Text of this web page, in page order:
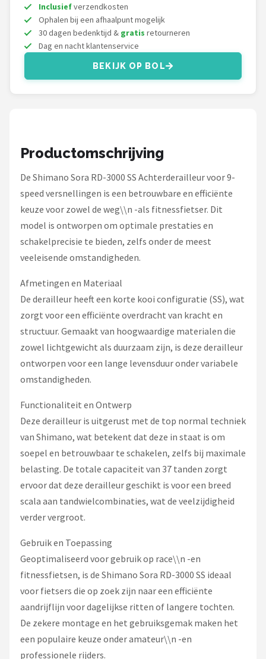
Schwalbe
Voltano
Shimano
Inclusiefverzendkosten
Ophalen bij een afhaalpunt mogelijk
30 dagen bedenktijd & gratis retourneren
Dag en nacht klantenservice
BEKIJK OP BOL
Productomschrijving
De Shimano Sora RD-3000 SS Achterderailleur voor 9-
speed versnellingen is een betrouwbare en efficiënte
keuze voor zowel de weg\\n -als fitnessfietser. Dit
model is ontworpen om optimale prestaties en
schakelprecisie te bieden, zelfs onder de meest
veeleisende omstandigheden.
Afmetingen en Materiaal
De derailleur heeft een korte kooi configuratie (SS), wat
zorgt voor een efficiënte overdracht van kracht en
structuur. Gemaakt van hoogwaardige materialen die
zowel lichtgewicht als duurzaam zijn, is deze derailleur
ontworpen voor een lange levensduur onder variabele
omstandigheden.
Functionaliteit en Ontwerp
Deze derailleur is uitgerust met de top normal techniek
van Shimano, wat betekent dat deze in staat is om
soepel en betrouwbaar te schakelen, zelfs bij maximale
belasting. De totale capaciteit van 37 tanden zorgt
ervoor dat deze derailleur geschikt is voor een breed
scala aan tandwielcombinaties, wat de veelzijdigheid
verder vergroot.
Gebruik en Toepassing
Geoptimaliseerd voor gebruik op race\\n -en
fitnessfietsen, is de Shimano Sora RD-3000 SS ideaal
voor fietsers die op zoek zijn naar een efficiënte
aandrijflijn voor dagelijkse ritten of langere tochten.
De zekere montage en het gebruiksgemak maken het
een populaire keuze onder amateur\\n -en
professionele rijders.